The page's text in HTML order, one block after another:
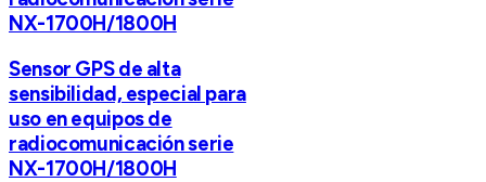
NX-1700H/1800H
Sensor GPS de alta
sensibilidad, especial para
uso en equipos de
radiocomunicación serie
NX-1700H/1800H